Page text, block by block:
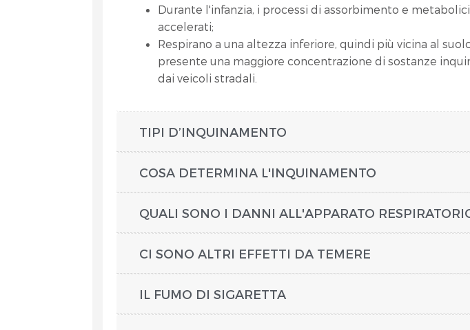
Durante l'infanzia, i processi di assorbimento e
accelerati;
Respirano a una altezza inferiore, quindi più vicina al
presente una maggiore concentrazione di sostanze
dai veicoli stradali.
TIPI D’INQUINAMENTO
COSA DETERMINA L'INQUINAMENTO
QUALI SONO I DANNI ALL'APPARATO
CI SONO ALTRI EFFETTI DA TEMERE
IL FUMO DI SIGARETTA